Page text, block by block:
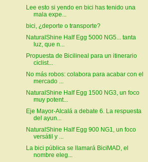
Lee esto si yendo en bici has tenido una
mala expe...
bici, ¿deporte o transporte?
NaturalShine Half Egg 5000 NG5... tanta
luz, que n...
Propuesta de Bicilineal para un itinerario
ciclist...
No más robos: colabora para acabar con el
mercado ...
NaturalShine Half Egg 1500 NG3, un foco
muy potent...
Eje Mayor-Alcalá a debate 6. La respuesta
del ayun...
NaturalShine Half Egg 900 NG1, un foco
versátil y ...
La bici pública se llamará BiciMAD, el
nombre eleg...